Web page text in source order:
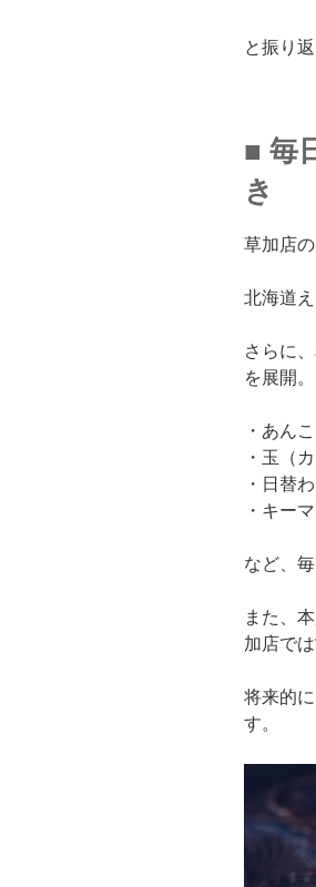
と振り返
■ 毎
き
草加店
北海道
さらに
を展開。
・あんこ
・玉（
・日替わ
・キー
など、
また、
加店で
将来的
す。